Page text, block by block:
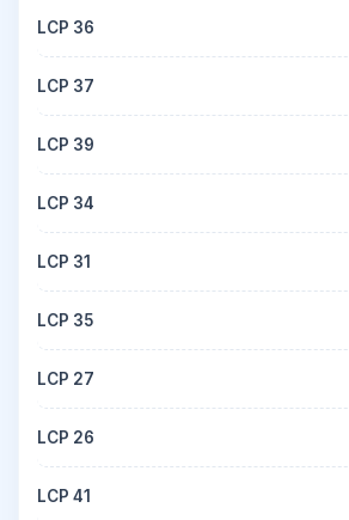
LCP 36
LCP 37
LCP 39
LCP 34
LCP 31
LCP 35
LCP 27
LCP 26
LCP 41